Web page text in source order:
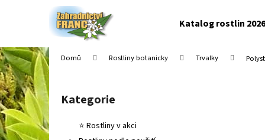
Katalog rostlin
Domů Rostliny botanicky Trvalky
P
o
s
t
Přeskočit
kategorie
Kategorie
⭐ Rostliny v akci
í
k
Zpět
do
obchodu
Zpět
do
obchodu